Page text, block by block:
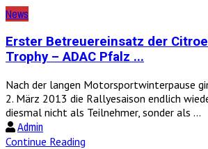
News
Erster Betreuereinsatz der
Trophy – ADAC Pfalz ...
Nach der langen Motorsportwinterpause
2. März 2013 die Rallyesaison endlich
diesmal nicht als Teilnehmer, sonder als ...
Admin
Continue Reading